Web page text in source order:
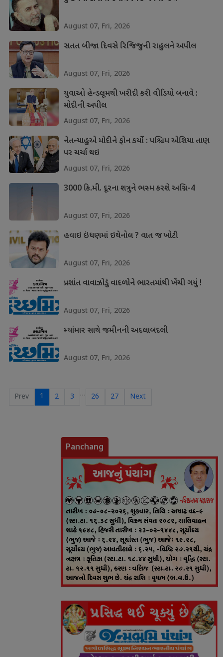
August 07, Fri, 2026
સતત બીજા દિવસે રિજિજુની રાહુલને અપીલ
August 07, Fri, 2026
યુવાઓ હેન્ડલૂમથી ખરીદી કરી વીડિયો બનાવે :
મોદીની અપીલ
August 07, Fri, 2026
નેતન્યાહુએ મોદીને ફોન કર્યો : પશ્ચિમ એશિયા તાણ
પર ચર્ચા થઇ
August 07, Fri, 2026
3000 કિ.મી. દૂરના શત્રુને ભસ્મ કરશે અગ્નિ-4
August 07, Fri, 2026
હવાઇ ઇંધણમાં ઇથેનોલ ? વાત જ ખોટી
August 07, Fri, 2026
પ્રશાંત વાવાઝોડું વાદળોને ભારતમાંથી ખેંચી ગયું !
August 07, Fri, 2026
મ્યાંમાર સાથે જમીનની અદલાબદલી
August 07, Fri, 2026
Prev 1 2 3 … 26 27 Next
Panchang